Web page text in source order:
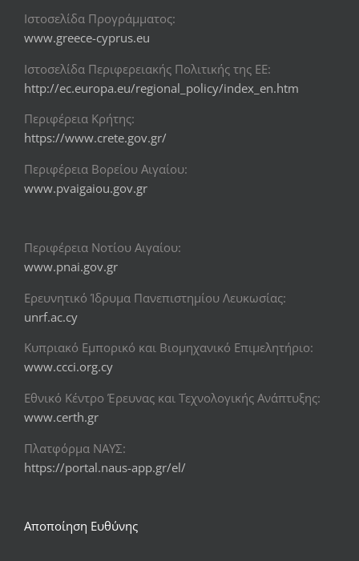
Ιστοσελίδα Προγράμματος:
www.greece-cyprus.eu
Ιστοσελίδα Περιφερειακής Πολιτικής της ΕΕ:
http://ec.europa.eu/regional_policy/index_en.htm
Περιφέρεια Κρήτης:
https://www.crete.gov.gr/
Περιφέρεια Βορείου Αιγαίου:
www.pvaigaiou.gov.gr
Περιφέρεια Νοτίου Αιγαίου:
www.pnai.gov.gr
Ερευνητικό Ίδρυμα Πανεπιστημίου Λευκωσίας:
unrf.ac.cy
Κυπριακό Εμπορικό και Βιομηχανικό Επιμελητήριο:
www.ccci.org.cy
Εθνικό Κέντρο Έρευνας και Τεχνολογικής Ανάπτυξης:
www.certh.gr
Πλατφόρμα ΝΑΥΣ:
https://portal.naus-app.gr/el/
Αποποίηση Ευθύνης